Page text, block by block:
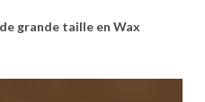
grande taille en Wax